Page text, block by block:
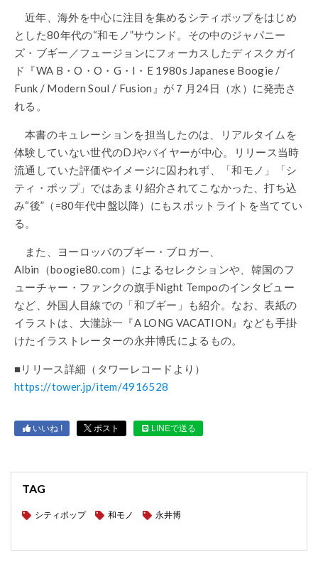
近年、海外を中心に注目を集めるシティポップをはじめ
とした80年代の“和モノ”サウンド。その中のジャパニー
ズ・ブギー／フュージョンにフォーカスしたディスクガイ
ド『WA B・O・O・G・I・E 1980s Japanese Boogie /
Funk / Modern Soul / Fusion』が７月24日（水）に発売さ
れる。
本書のキュレーションを担当したのは、リアルタイムを
体験していない世代のDJやバイヤーが中心。リリース当時
流通していた評価やイメージに囚われず、「和モノ」「シ
ティ・ポップ」ではあまり紹介されてこなかった、打ち込
み“後”（=80年代中盤以降）にもスポットライトを当ててい
る。
また、ヨーロッパのブギー・ブロガー、
Albin（boogie80.com）によるセレクションや、韓国のフ
ューチャー・ファンクの旗手Night Tempoのインタビュー
など、外国人目線での「和ブギー」も紹介。なお、表紙の
イラストは、大瀧詠一『A LONG VACATION』なども手掛
けたイラストレーターの永井博氏によるもの。
■リリース詳細（タワーレコードより）
https://tower.jp/item/4916528
いいね ! ポスト LINEで送る
TAG
シティポップ 和モノ 永井博